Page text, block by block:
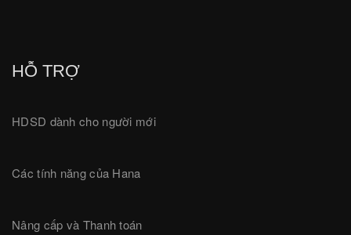
HỖ TRỢ
HDSD dành cho người mới
Các tính năng của Hana
Nâng cấp và Thanh toán